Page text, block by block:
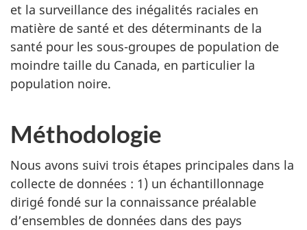
et la surveillance des inégalités raciales en
matière de santé et des déterminants de la
santé pour les sous-groupes de population de
moindre taille du Canada, en particulier la
population noire.
Méthodologie
Nous avons suivi trois étapes principales dans la
collecte de données : 1) un échantillonnage
dirigé fondé sur la connaissance préalable
d’ensembles de données dans des pays